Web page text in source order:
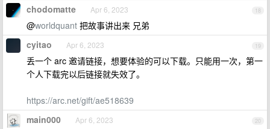
18
chodomatte Apr 6, 2023
@worldquant 把故事讲出来 兄弟
19
cyitao Apr 6, 2023
丢一个 arc 邀请链接，想要体验的可以下载。只能用一次，第一
个人下载完以后链接就失效了。
https://arc.net/gift/ae518639
20
main000 Apr 6, 2023